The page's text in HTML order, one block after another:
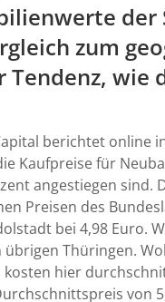
zum
Tendenz,
berichtet online
Kaufpreise für
angestiegen sind.
Preisen des
bei 4,98 Euro.
Thüringen.
hier
von